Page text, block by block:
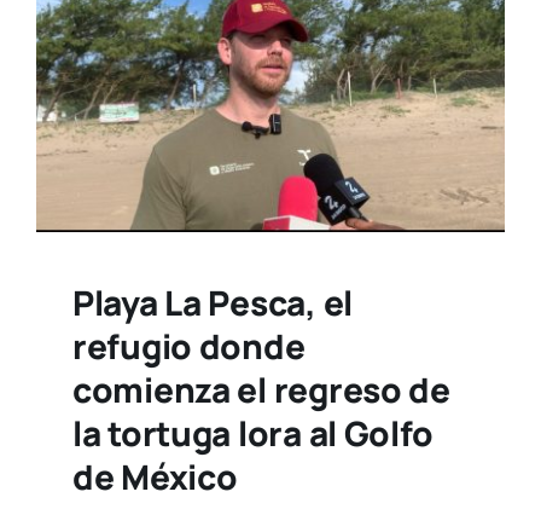
Playa La Pesca, el
refugio donde
comienza el regreso de
la tortuga lora al Golfo
de México